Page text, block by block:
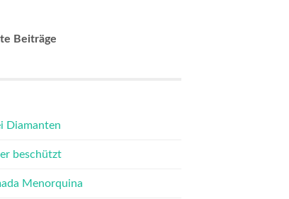
Beiträge
Diamanten
beschützt
Menorquina